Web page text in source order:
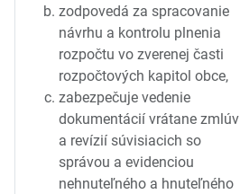
zodpovedá za spracovanie
návrhu a kontrolu plnenia
rozpočtu vo zverenej časti
rozpočtových kapitol obce,
zabezpečuje vedenie
dokumentácií vrátane zmlúv
a revízií súvisiacich so
správou a evidenciou
nehnuteľného a hnuteľného